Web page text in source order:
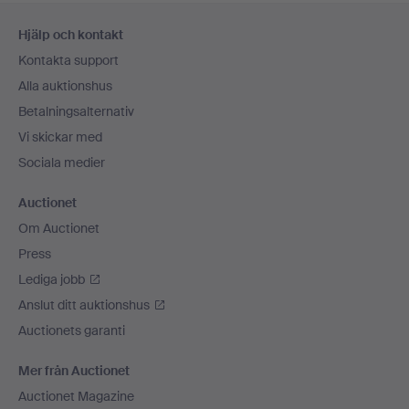
Hjälp och kontakt
Kontakta support
Alla auktionshus
Betalningsalternativ
Vi skickar med
Sociala medier
Auctionet
Om Auctionet
Press
Lediga jobb
Anslut ditt auktionshus
Auctionets garanti
Mer från Auctionet
Auctionet Magazine